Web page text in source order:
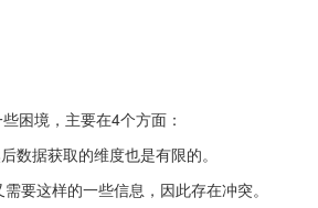
困境，主要在4个方面：
数据获取的维度也是有限的。
需要这样的一些信息，因此存在冲突。